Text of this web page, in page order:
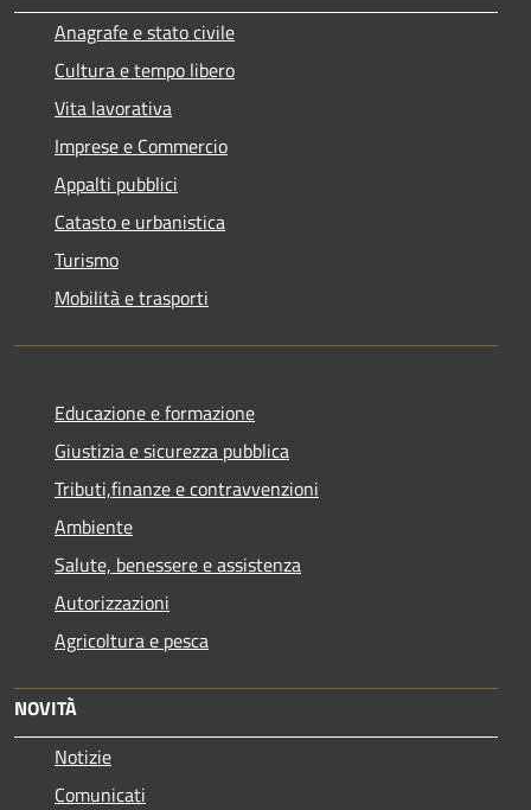
Anagrafe e stato civile
Cultura e tempo libero
Vita lavorativa
Imprese e Commercio
Appalti pubblici
Catasto e urbanistica
Turismo
Mobilità e trasporti
Educazione e formazione
Giustizia e sicurezza pubblica
Tributi,finanze e contravvenzioni
Ambiente
Salute, benessere e assistenza
Autorizzazioni
Agricoltura e pesca
NOVITÀ
Notizie
Comunicati